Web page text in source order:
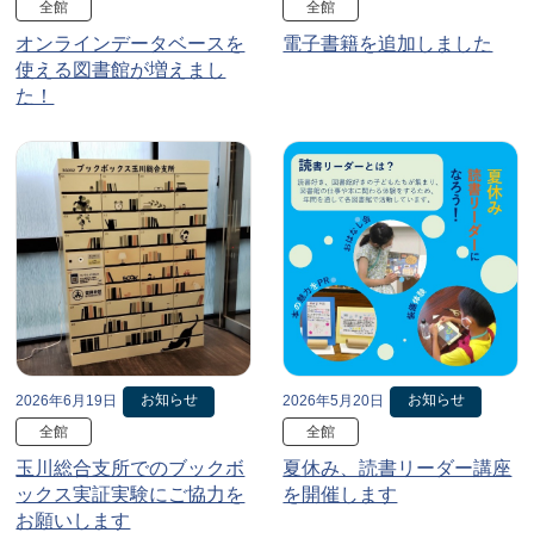
全館
オンラインデータベースを
使える図書館が増えまし
た！
全館
電子書籍を追加しました
2026年6月19日
お知らせ
全館
玉川総合支所でのブックボ
ックス実証実験にご協力を
お願いします
2026年5月20日
お知らせ
全館
夏休み、読書リーダー講座
を開催します